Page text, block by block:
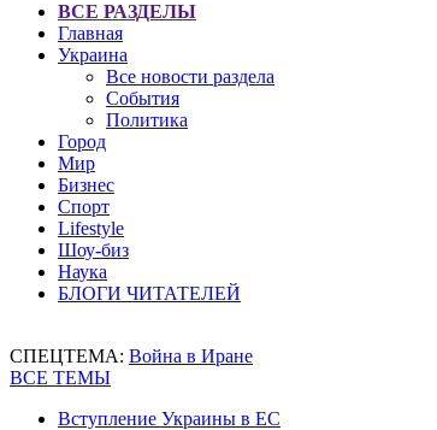
ВСЕ РАЗДЕЛЫ
Главная
Украина
Все новости раздела
События
Политика
Город
Мир
Бизнес
Спорт
Lifestyle
Шоу-биз
Наука
БЛОГИ ЧИТАТЕЛЕЙ
СПЕЦТЕМА: Война в Иране
ВСЕ ТЕМЫ
Вступление Украины в ЕС